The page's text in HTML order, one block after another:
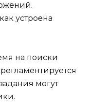
устроена
на поиски
могут